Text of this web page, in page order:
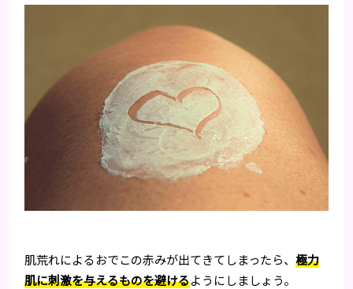
肌荒れによるおでこの赤みが出てきてしまったら、極力
肌に刺激を与えるものを避けるようにしましょう。